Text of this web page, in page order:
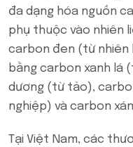
đa dạng hóa nguồn
phụ thuộc vào nhiên
carbon đen (từ
bằng carbon xanh lá
dương (từ tảo),
nghiệp) và carbon
Tại Việt Nam, các